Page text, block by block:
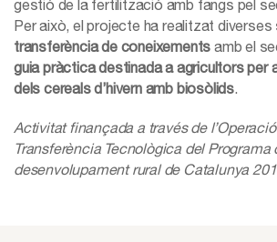
gestió de la fertilització amb fangs pel
Per això, el projecte ha realitzat
transferència de coneixements amb el
guia pràctica destinada a agricultors per
dels cereals d’hivern amb biosòlids.
Activitat finançada a través de
Transferència Tecnològica del Programa
desenvolupament rural de Catalunya